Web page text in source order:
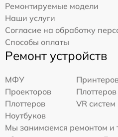
Ремонтируемые модели
Наши услуги
Согласие на обработку
Способы оплаты
Ремонт устройств
МФУ
Проекторов
Плоттеров
Плоттеров
VR систем
Ноутбуков
Мы занимаемся ремонтом и